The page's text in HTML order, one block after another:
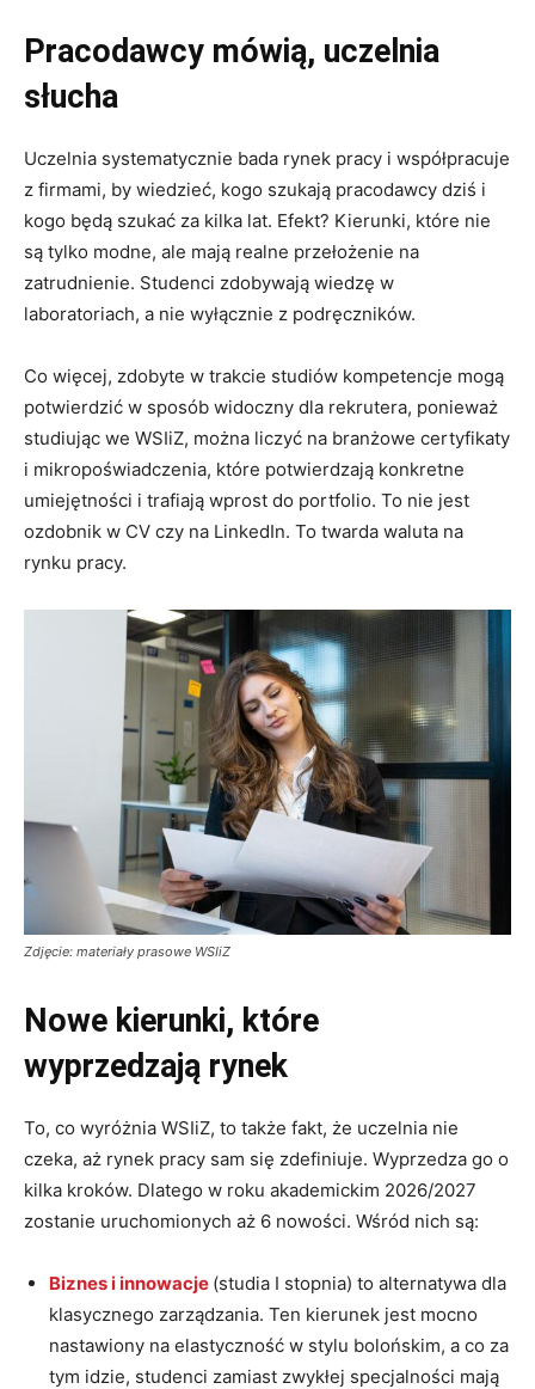
Pracodawcy mówią, uczelnia
słucha
Uczelnia systematycznie bada rynek pracy i współpracuje
z firmami, by wiedzieć, kogo szukają pracodawcy dziś i
kogo będą szukać za kilka lat. Efekt? Kierunki, które nie
są tylko modne, ale mają realne przełożenie na
zatrudnienie. Studenci zdobywają wiedzę w
laboratoriach, a nie wyłącznie z podręczników.
Co więcej, zdobyte w trakcie studiów kompetencje mogą
potwierdzić w sposób widoczny dla rekrutera, ponieważ
studiując we WSIiZ, można liczyć na branżowe certyfikaty
i mikropoświadczenia, które potwierdzają konkretne
umiejętności i trafiają wprost do portfolio. To nie jest
ozdobnik w CV czy na LinkedIn. To twarda waluta na
rynku pracy.
Zdjęcie: materiały prasowe WSIiZ
Nowe kierunki, które
wyprzedzają rynek
To, co wyróżnia WSIiZ, to także fakt, że uczelnia nie
czeka, aż rynek pracy sam się zdefiniuje. Wyprzedza go o
kilka kroków. Dlatego w roku akademickim 2026/2027
zostanie uruchomionych aż 6 nowości. Wśród nich są:
Biznes i innowacje (studia I stopnia) to alternatywa dla
klasycznego zarządzania. Ten kierunek jest mocno
nastawiony na elastyczność w stylu bolońskim, a co za
tym idzie, studenci zamiast zwykłej specjalności mają